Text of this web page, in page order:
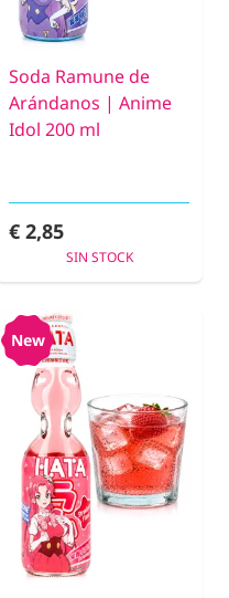
Soda Ramune de
Arándanos | Anime
Idol 200 ml
€ 2,85
SIN STOCK
New